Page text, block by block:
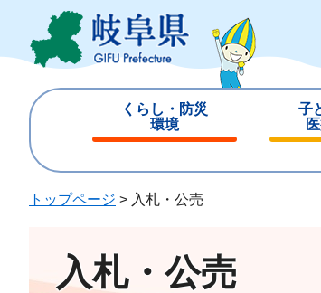
ジ
ュ
くらし・防災
環境
じ
子
じ
トップページ > 入札・公売
入札・公売